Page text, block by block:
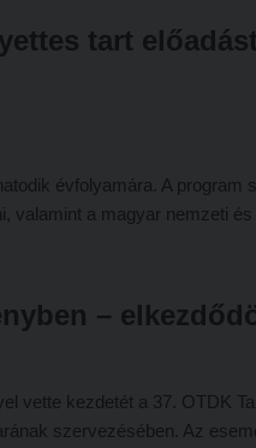
tart
évfolyamára. A
valamint a magyar nemzeti
–
vette kezdetét a 37. OTDK
szervezésében. Az